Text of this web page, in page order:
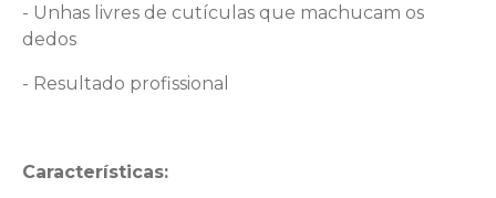
- Unhas livres de cutículas que machucam os
dedos
- Resultado profissional
Características: